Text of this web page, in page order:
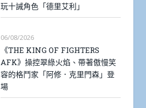
玩十誡角色「德里艾利」
06/08/2026
《THE KING OF FIGHTERS
AFK》操控翠綠火焰、帶著傲慢笑
容的格鬥家「阿修．克里門森」登
場